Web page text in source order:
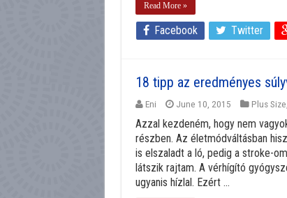
Read More »
Facebook Twitter
18 tipp az eredményes
Eni June 10, 2015 Plus Size
Azzal kezdeném, hogy nem
részben. Az életmódváltásban
is elszaladt a ló, pedig a stroke-
látszik rajtam. A vérhígító
ugyanis hízlal. Ezért ...